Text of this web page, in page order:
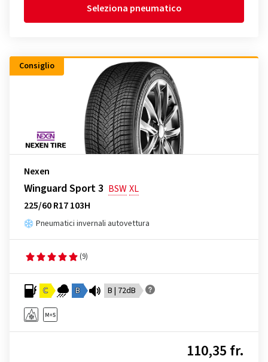
Seleziona pneumatico
Consiglio
Nexen
Winguard Sport 3 BSWXL
225/60 R17 103H
Pneumatici invernali autovettura
(9)
C B B | 72dB
110,35 fr.